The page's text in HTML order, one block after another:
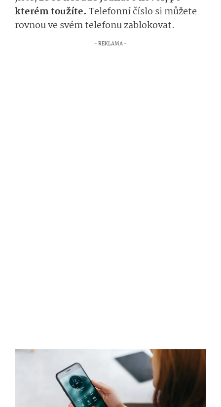
kterém toužíte. Telefonní číslo si můžete
rovnou ve svém telefonu zablokovat.